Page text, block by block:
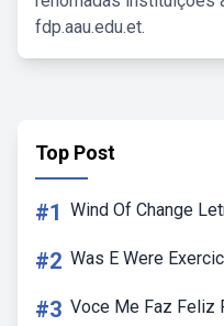
fdp.aau.edu.et.
Top Post
#1 Wind Of Change
#2 Was E Were
#3 Voce Me Faz Feliz